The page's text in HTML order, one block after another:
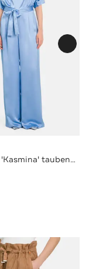
Jumpsuit 'Kasmina' taubenblau